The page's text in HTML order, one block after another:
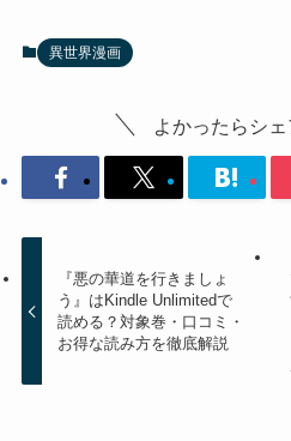
異世界漫画
よかったらシェ
『悪の華道を行きましょ
う』はKindle Unlimitedで
読める？対象巻・口コミ・
お得な読み方を徹底解説